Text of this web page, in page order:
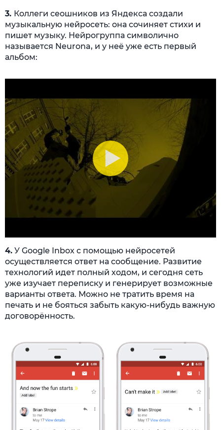
3. Коллеги сеошников из Яндекса создали
музыкальную нейросеть: она сочиняет стихи и
пишет музыку. Нейрогруппа символично
называется Neurona, и у неё уже есть первый
альбом:
4. У Google Inbox с помощью нейросетей
осуществляется ответ на сообщение. Развитие
технологий идет полный ходом, и сегодня сеть
уже изучает переписку и генерирует возможные
варианты ответа. Можно не тратить время на
печать и не бояться забыть какую-нибудь важную
договорённость.